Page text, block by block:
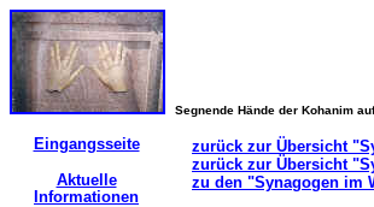
Segnende Hände der Kohanim
Eingangsseite
Aktuelle
Informationen
zurück zur Übersicht
zurück zur Übersicht
zu den "Synagogen im